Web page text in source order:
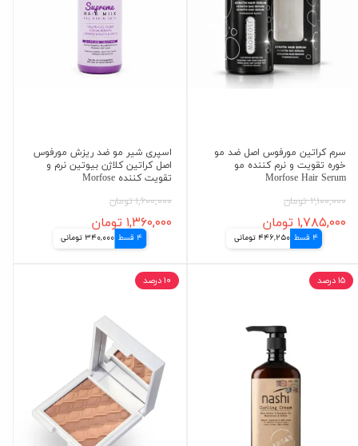
سرم کراتین مورفوس اصل ضد مو
خوره تقویت و نرم کننده مو
Morfose Hair Serum
۲,۱۰۰,۰۰۰ تومان
۱,۷۸۵,۰۰۰ تومان
4 قسط 446,250 تومانی
اسپری شیر مو ضد ریزش مورفوس
اصل کراتین کلاژن بیوتین نرم و
تقویت کننده Morfose
۱,۶۰۰,۰۰۰ تومان
۱,۳۶۰,۰۰۰ تومان
4 قسط 340,000 تومانی
۱۵ درصد ۱۰ درصد